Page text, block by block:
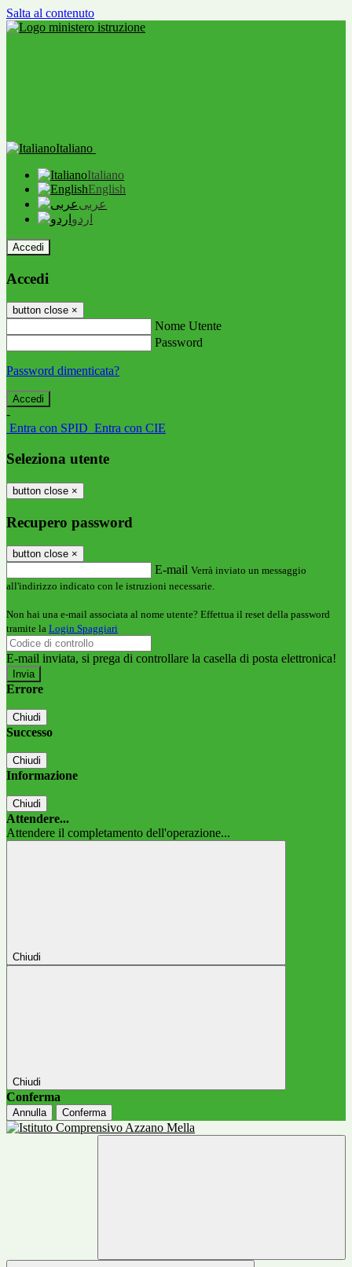
Salta al contenuto
Italiano
Italiano
English
عربى
اردو
Accedi
Accedi
button close ×
Nome Utente
Password
Password dimenticata?
-
Entra con SPID Entra con CIE
Seleziona utente
button close ×
Recupero password
button close ×
E-mail Verrà inviato un messaggio
all'indirizzo indicato con le istruzioni necessarie.
Non hai una e-mail associata al nome utente? Effettua il reset della password
tramite la Login Spaggiari
E-mail inviata, si prega di controllare la casella di posta elettronica!
Errore
Chiudi
Successo
Chiudi
Informazione
Chiudi
Attendere...
Attendere il completamento dell'operazione...
Chiudi
Chiudi
Conferma
Annulla Conferma